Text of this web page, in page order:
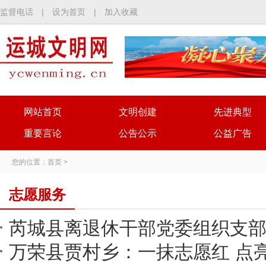
监督电话 | 设为首页 | 加入收藏
网站首页
重要言论
文明创建
公告公示
先进典型
公益广告
您的位置： 首页 >
志愿服务
芮城县离退休干部党委组织支
万荣县贾村乡：一抹志愿红 点